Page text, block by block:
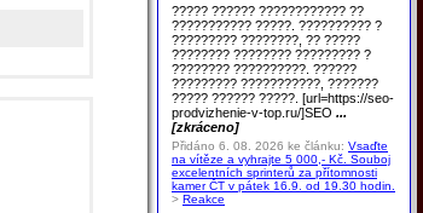
????? ?????? ???????????? ??
??????????? ?????. ?????????? ?
????????? ????????, ?? ?????
???????? ???????? ????????? ?
???????? ??????????. ??????
????????? ???????????, ???????
????? ?????? ?????. [url=https://seo-
prodvizhenie-v-top.ru/]SEO ...
[zkráceno]
Přidáno 6. 08. 2026 ke článku: Vsaďte
na vítěze a vyhrajte 5 000,- Kč. Souboj
excelentních sprinterů za přítomnosti
kamer ČT v pátek 16.9. od 19.30 hodin.
> Reakce